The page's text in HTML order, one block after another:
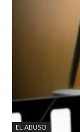
EL ABUSO